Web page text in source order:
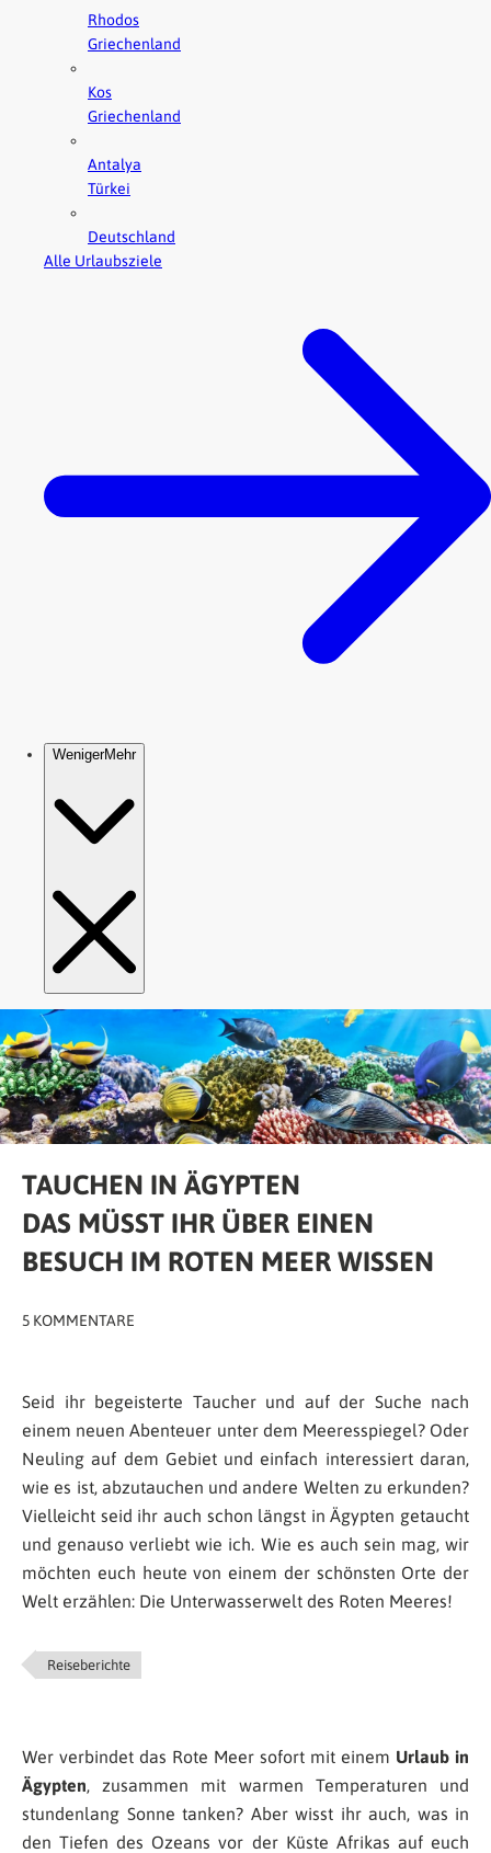
TAUCHEN IN ÄGYPTEN
DAS MÜSST IHR ÜBER EINEN
BESUCH IM ROTEN MEER WISSEN
5 KOMMENTARE
Seid ihr begeisterte Taucher und auf der Suche nach
einem neuen Abenteuer unter dem Meeresspiegel? Oder
Neuling auf dem Gebiet und einfach interessiert daran,
wie es ist, abzutauchen und andere Welten zu erkunden?
Vielleicht seid ihr auch schon längst in Ägypten getaucht
und genauso verliebt wie ich. Wie es auch sein mag, wir
möchten euch heute von einem der schönsten Orte der
Welt erzählen: Die Unterwasserwelt des Roten Meeres!
Reiseberichte
Wer verbindet das Rote Meer sofort mit einem Urlaub in
Ägypten, zusammen mit warmen Temperaturen und
stundenlang Sonne tanken? Aber wisst ihr auch, was in
den Tiefen des Ozeans vor der Küste Afrikas auf euch